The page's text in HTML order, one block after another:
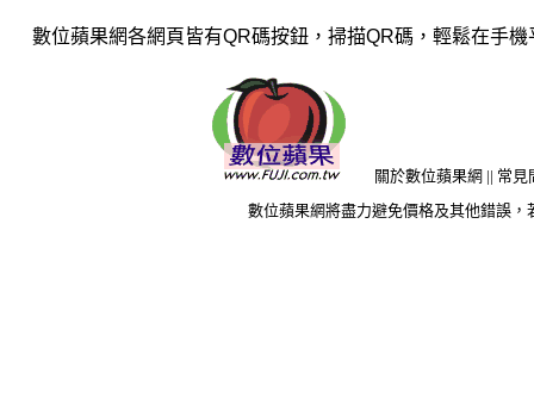
數位蘋果網各網頁皆有QR碼按鈕，掃描QR碼，輕鬆在手
關於數位蘋果網 || 常見
數位蘋果網將盡力避免價格及其他錯誤